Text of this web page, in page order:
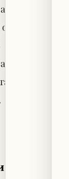
высокую
удалили
один час. В
81 %